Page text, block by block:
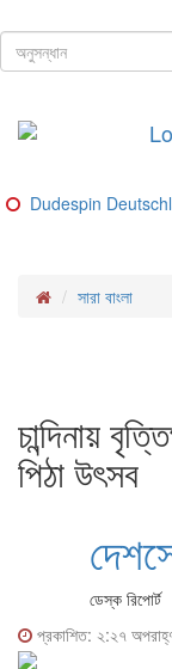
শিরোনাম
Glorion Casino –
Dudespin
সারা বাংলা
চান্দিনায়
পিঠা উৎসব
ডেস্ক রিপোর্ট
প্রকাশিত: ২:২৭